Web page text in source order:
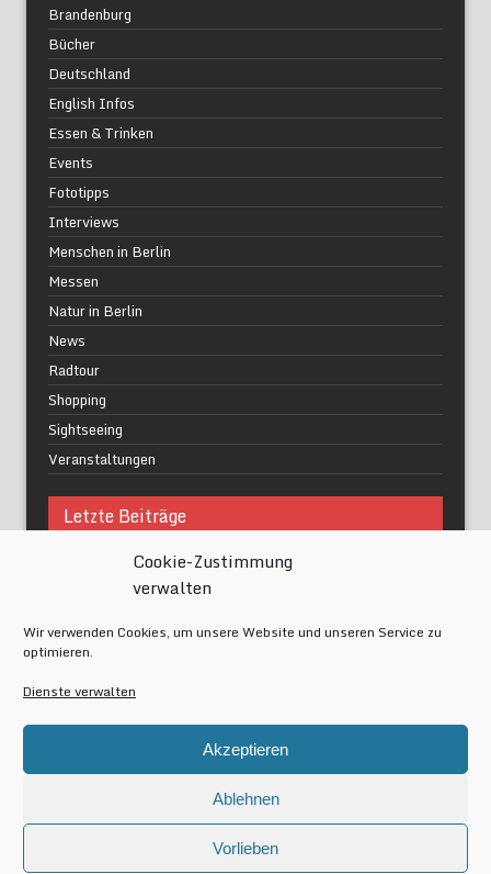
Cookie-Zustimmung
verwalten
Wir verwenden Cookies, um unsere Website und unseren Service zu
optimieren.
Dienste verwalten
Akzeptieren
Ablehnen
Vorlieben
Brandenburg
Bücher
Deutschland
English Infos
Essen & Trinken
Events
Fototipps
Interviews
Menschen in Berlin
Messen
Natur in Berlin
News
Radtour
Shopping
Sightseeing
Veranstaltungen
Letzte Beiträge
Was macht urbane Lebensqualität wirklich aus?
Grüne Oasen in Berlin
Festival of Lights Berlin 2024
Gesund schlafen im modernen Alltag
WordPress.org